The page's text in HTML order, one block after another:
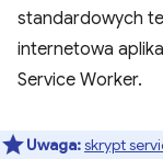
standardowych
internetowa
Service Worker.
Uwaga:skrypt